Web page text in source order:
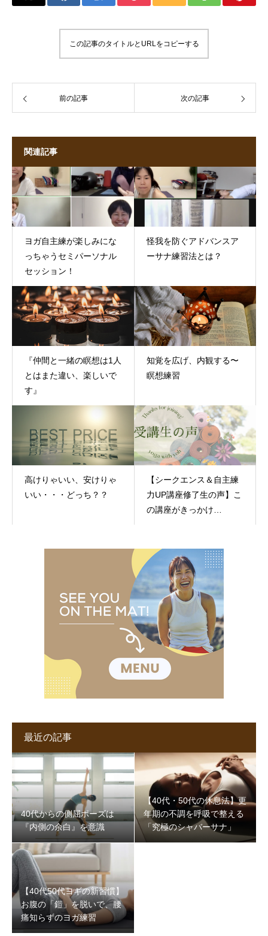
この記事のタイトルとURLをコピーする
前の記事 次の記事
関連記事
ヨガ自主練が楽しみにな
っちゃうセミパーソナル
セッション！
怪我を防ぐアドバンスア
ーサナ練習法とは？
『仲間と一緒の瞑想は1人
とはまた違い、楽しいで
す』
知覚を広げ、内観する〜
瞑想練習
高けりゃいい、安けりゃ
いい・・・どっち？？
【シークエンス＆自主練
力UP講座修了生の声】こ
の講座がきっかけ
最近の記事
40代からの側屈ポーズは
『内側の余白』を意識
【40代・50代の休息法】更
年期の不調を呼吸で整える
「究極のシャバーサナ」
【40代50代ヨギの新習慣】
お腹の「鎧」を脱いで、腰
痛知らずのヨガ練習